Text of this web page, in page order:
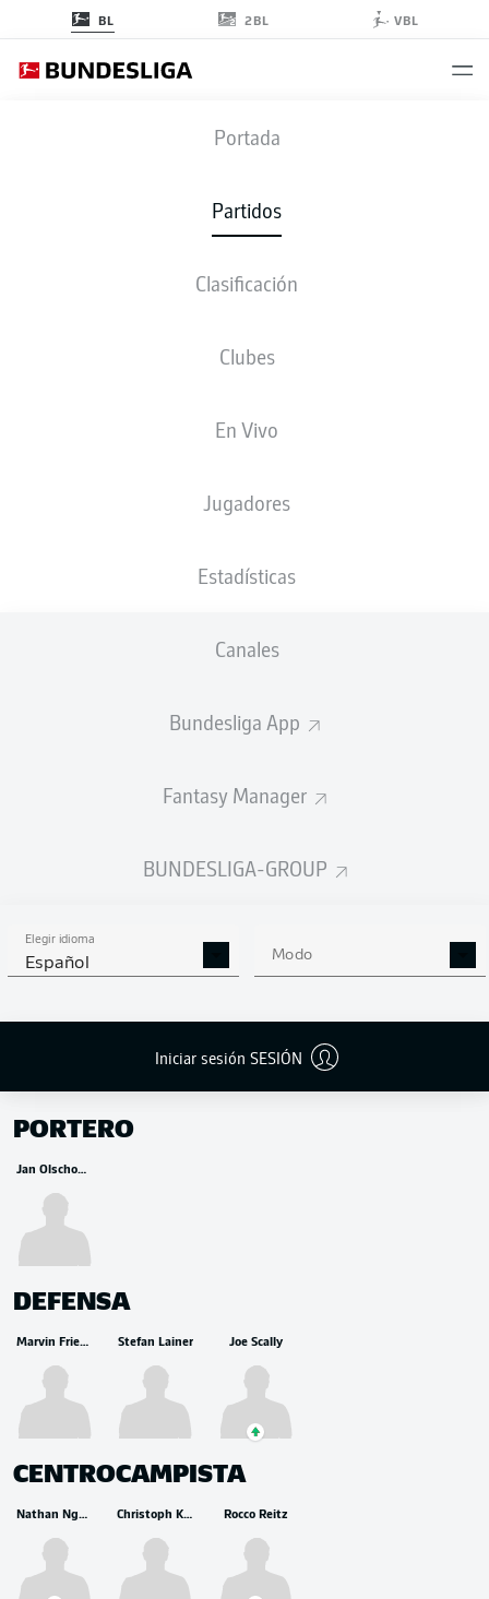
BL 2BL VBL
Portada
Partidos
Clasificación
Clubes
En Vivo
Jugadores
Estadísticas
Canales
Bundesliga App
Fantasy Manager
BUNDESLIGA-GROUP
Elegir idioma
Español Modo
Iniciar sesión SESIÓN
BMG - SVD
0 0
ALINEACIONES ESTADÍSTICAS
Moritz Nicolas
Julian Weigl
PORTERO
Jan Olschowsky
DEFENSA
Marvin Friedrich Stefan Lainer Joe Scally
CENTROCAMPISTA
Nathan Ngoumou Christoph Kramer Rocco Reitz